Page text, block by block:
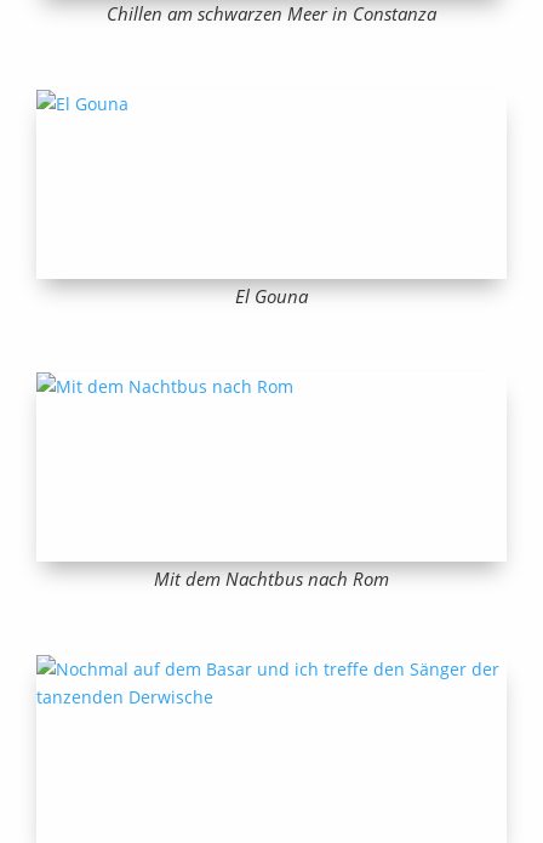
Chillen am schwarzen Meer in Constanza
El Gouna
Mit dem Nachtbus nach Rom